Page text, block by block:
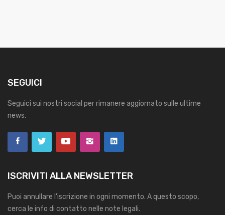
SEGUICI
Seguici sui nostri social per rimanere aggiornato sulle ultime
news.
ISCRIVITI ALLA NEWSLETTER
Puoi annullare l'iscrizione in ogni momento. A questo scopo,
cerca le info di contatto nelle note legali.